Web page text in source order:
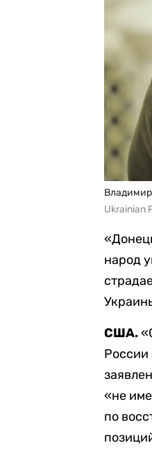
Ukrainian
народ
США.
России
«не
по